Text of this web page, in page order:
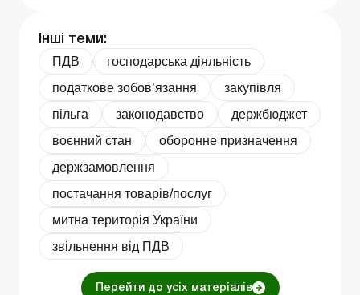
Інші теми:
ПДВ
господарська діяльність
податкове зобов’язання
закупівля
пільга
законодавство
держбюджет
воєнний стан
оборонне призначення
держзамовлення
постачання товарів/послуг
митна територія України
звільнення від ПДВ
Перейти до усіх матеріалів